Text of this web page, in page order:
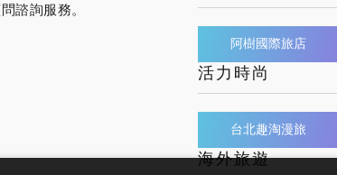
諮詢服務。
阿樹國際旅店
活力時尚
台北趣淘漫旅
海外旅遊